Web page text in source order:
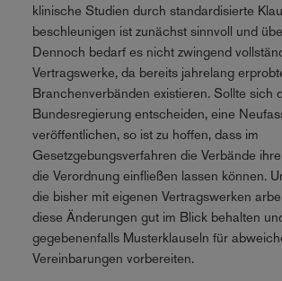
klinische Studien durch standardisierte
beschleunigen ist zunächst sinnvoll und
Dennoch bedarf es nicht zwingend
Vertragswerke, da bereits jahrelang
Branchenverbänden existieren. Sollte sich
Bundesregierung entscheiden, eine
veröffentlichen, so ist zu hoffen, dass im
Gesetzgebungsverfahren die Verbände
die Verordnung einfließen lassen können.
die bisher mit eigenen Vertragswerken
diese Änderungen gut im Blick behalten
gegebenenfalls Musterklauseln für
Vereinbarungen vorbereiten.